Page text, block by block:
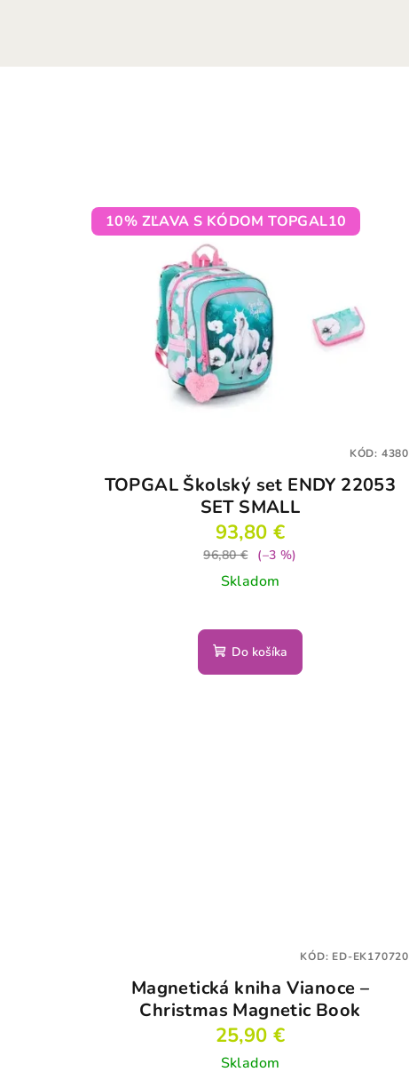
10% ZĽAVA S KÓDOM TOPGAL10
TOPGAL Školský set ENDY 22053
SET SMALL
93,80 €
96,80 € (–3 %)
Skladom
Do košíka
KÓD: 4380
Magnetická kniha Vianoce –
Christmas Magnetic Book
25,90 €
Skladom
KÓD: ED-EK170720